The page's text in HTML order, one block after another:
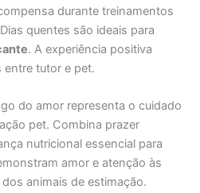
durante treinamentos
quentes são ideais para
. A experiência positiva
tutor e pet.
do amor representa o cuidado
pet. Combina prazer
nutricional essencial para
amor e atenção às
animais de estimação.